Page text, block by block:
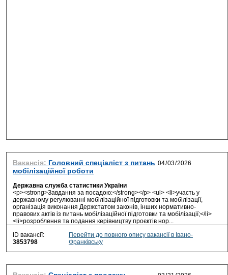
Вакансія: Головний спеціаліст з питань
мобілізаційної роботи
Державна служба статистики України
<p><strong>Завдання за посадою:</strong></p> <ul> <li>участь у
державному регулюванні мобілізаційної підготовки та мобілізації,
організація виконання Держстатом законів, інших нормативно-
правових актів із питань мобілізаційної підготовки та мобілізації;</li>
<li>розроблення та подання керівництву проєктів нор...
ID вакансії:
3853798
Перейти до повного опису вакансії в Івано-
Франківську